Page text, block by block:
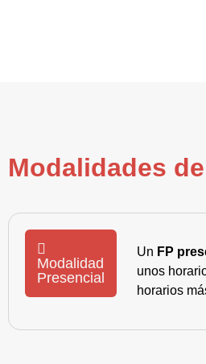
Modalidades
Modalidad
Presencial
Un FP
unos
horarios